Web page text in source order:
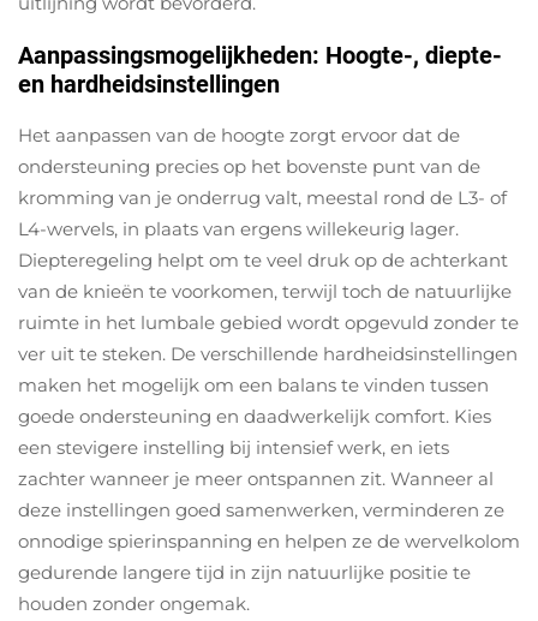
Aanpassingsmogelijkheden: Hoogte-, diepte-
en hardheidsinstellingen
Het aanpassen van de hoogte zorgt ervoor dat de
ondersteuning precies op het bovenste punt van de
kromming van je onderrug valt, meestal rond de L3- of
L4-wervels, in plaats van ergens willekeurig lager.
Diepteregeling helpt om te veel druk op de achterkant
van de knieën te voorkomen, terwijl toch de natuurlijke
ruimte in het lumbale gebied wordt opgevuld zonder te
ver uit te steken. De verschillende hardheidsinstellingen
maken het mogelijk om een balans te vinden tussen
goede ondersteuning en daadwerkelijk comfort. Kies
een stevigere instelling bij intensief werk, en iets
zachter wanneer je meer ontspannen zit. Wanneer al
deze instellingen goed samenwerken, verminderen ze
onnodige spierinspanning en helpen ze de wervelkolom
gedurende langere tijd in zijn natuurlijke positie te
houden zonder ongemak.